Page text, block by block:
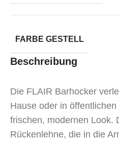
FARBE GESTELL
Beschreibung
Die FLAIR Barhocker
Hause oder in
frischen, modernen Look.
Rückenlehne, die in die